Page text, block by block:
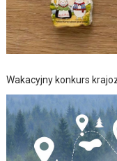
Wakacyjny konkurs